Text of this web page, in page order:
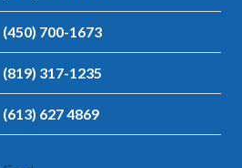
(450) 700-1673
(819) 317-1235
(613) 627 4869